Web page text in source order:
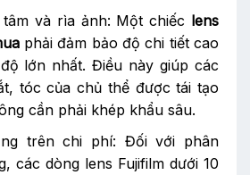
và rìa ảnh: Một chiếc lens
phải đảm bảo độ chi tiết cao
lớn nhất. Điều này giúp các
tóc của chủ thể được tái tạo
cần phải khép khẩu sâu.
trên chi phí: Đối với phân
các dòng lens Fujifilm dưới 10